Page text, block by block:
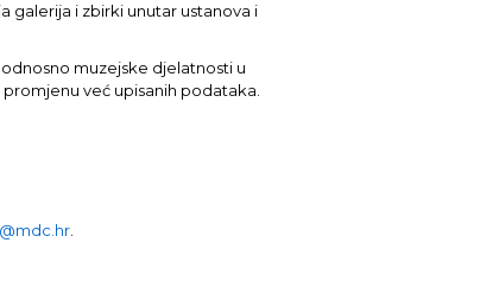
galerija i zbirki unutar ustanova i
muzejske djelatnosti u
već upisanih podataka.